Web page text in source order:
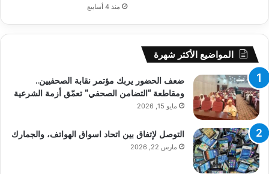
منذ 4 أسابيع
المواضيع الأكثر شهرة
ضعف الحضور يربك مؤتمر نقابة الصحفيين..
ومقاطعة “التضامن الصحفي” تعمّق أزمة الشرعية
مايو 15, 2026
التوصل لإتفاق بين اتحاد اسواق الهواتف، والجمارك
مارس 22, 2026